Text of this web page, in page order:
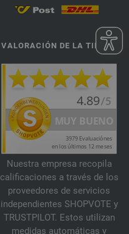
VALORACIÓN DE LA TIENDA
Nuestra empresa recopila
calificaciones a través de los
proveedores de servicios
independientes SHOPVOTE y
TRUSTPILOT. Estos utilizan
medidas automáticas y